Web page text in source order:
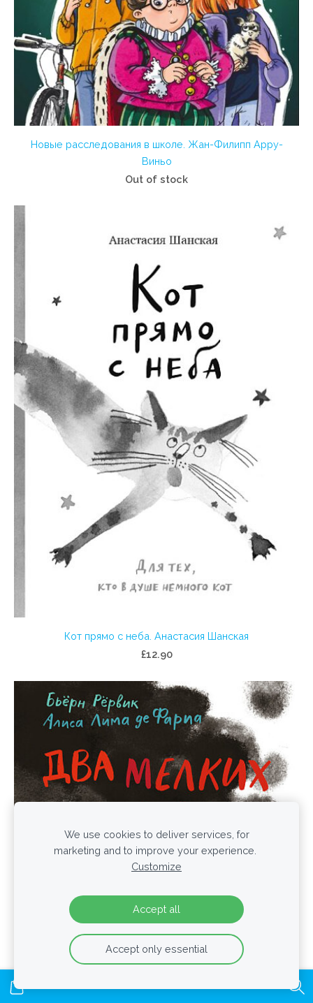
Новые расследования в школе. Жан-Филипп Арру-
Виньо
Out of stock
Кот прямо с неба. Анастасия Шанская
£12.90
We use cookies to deliver services, for
marketing and to improve your experience.
Customize
Accept all
Accept only essential